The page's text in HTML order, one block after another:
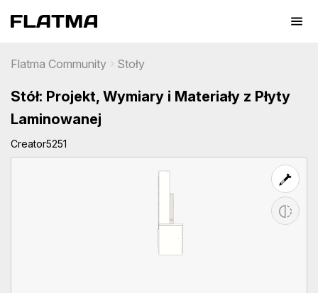
Flatma Community Stoły
Stół: Projekt, Wymiary i Materiały z Płyty
Laminowanej
Creator5251